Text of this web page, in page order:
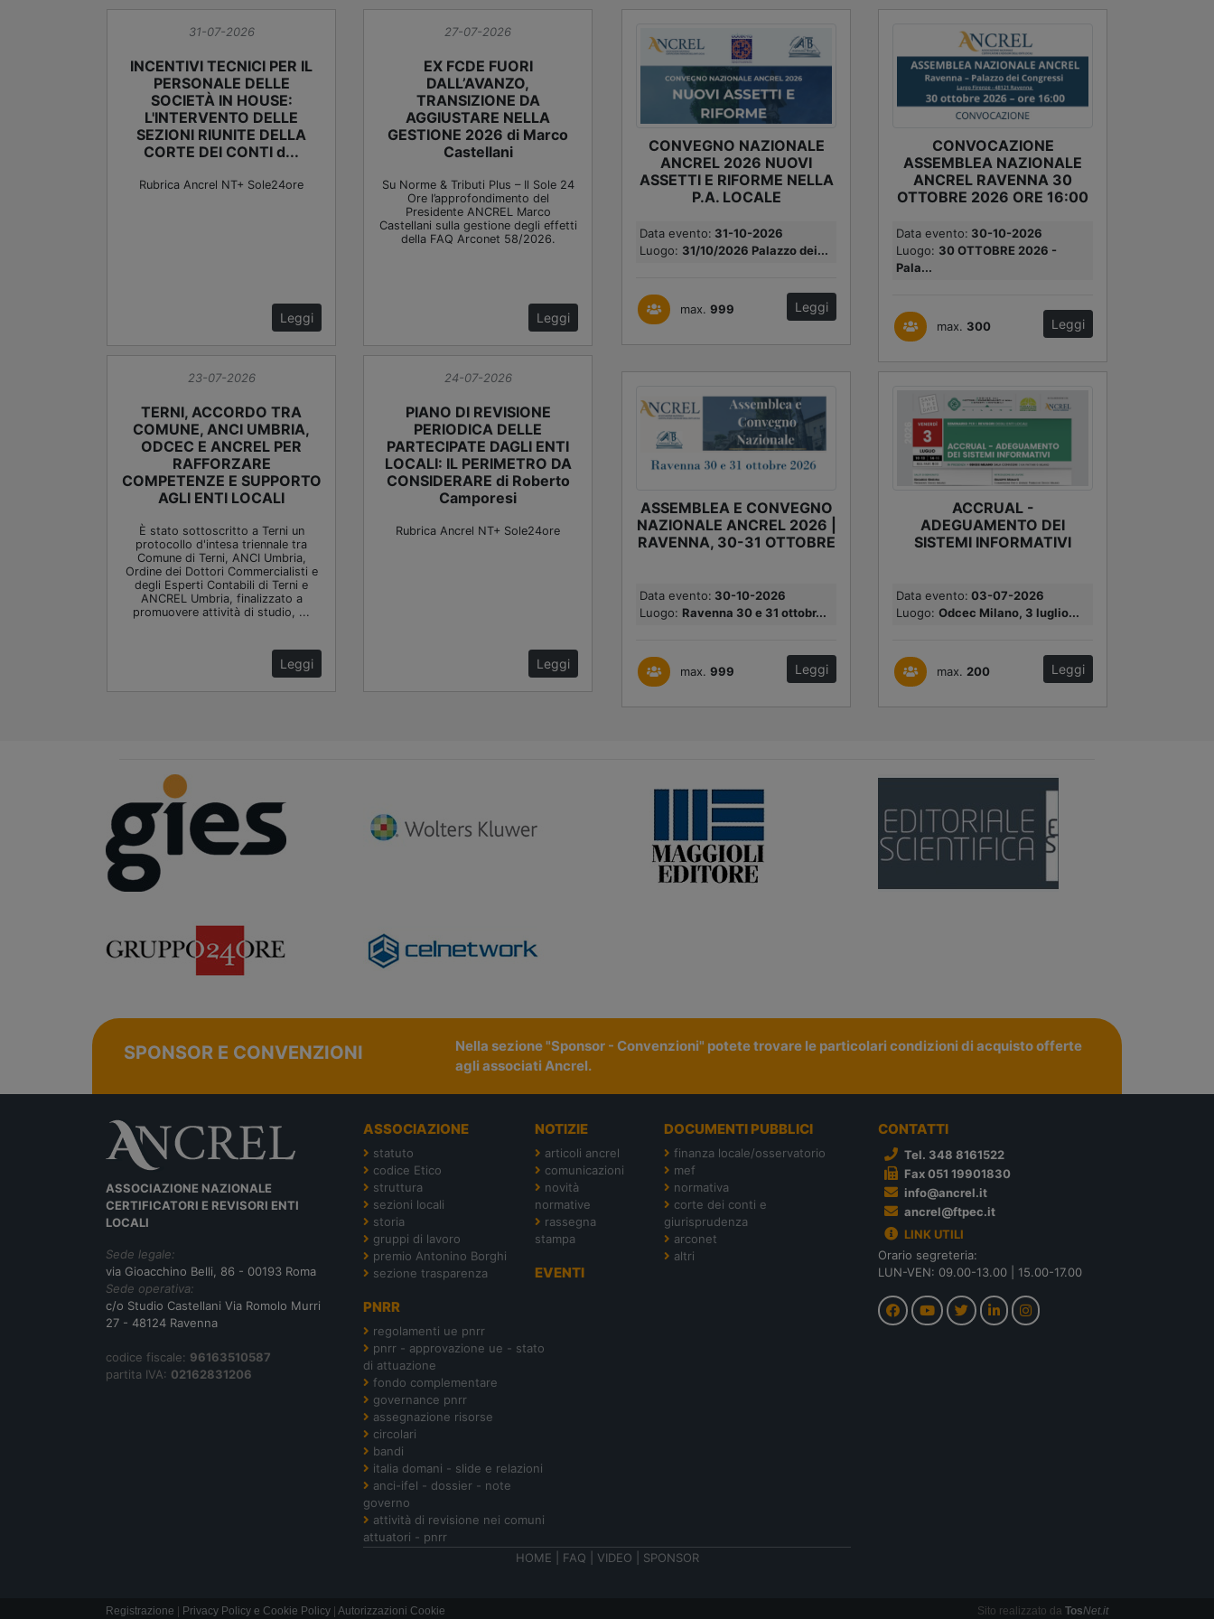
31-07-2026
INCENTIVI TECNICI PER IL
PERSONALE DELLE
SOCIETÀ IN HOUSE:
L'INTERVENTO DELLE
SEZIONI RIUNITE DELLA
CORTE DEI CONTI d...
Rubrica Ancrel NT+ Sole24ore
Leggi
27-07-2026
EX FCDE FUORI
DALL’AVANZO,
TRANSIZIONE DA
AGGIUSTARE NELLA
GESTIONE 2026 di Marco
Castellani
Su Norme & Tributi Plus – Il Sole 24
Ore l’approfondimento del
Presidente ANCREL Marco
Castellani sulla gestione degli effetti
della FAQ Arconet 58/2026.
Leggi
23-07-2026
TERNI, ACCORDO TRA
COMUNE, ANCI UMBRIA,
ODCEC E ANCREL PER
RAFFORZARE
COMPETENZE E SUPPORTO
AGLI ENTI LOCALI
È stato sottoscritto a Terni un
protocollo d'intesa triennale tra
Comune di Terni, ANCI Umbria,
Ordine dei Dottori Commercialisti e
degli Esperti Contabili di Terni e
ANCREL Umbria, finalizzato a
promuovere attività di studio, ...
Leggi
24-07-2026
PIANO DI REVISIONE
PERIODICA DELLE
PARTECIPATE DAGLI ENTI
LOCALI: IL PERIMETRO DA
CONSIDERARE di Roberto
Camporesi
Rubrica Ancrel NT+ Sole24ore
Leggi
CONVEGNO NAZIONALE
ANCREL 2026 NUOVI
ASSETTI E RIFORME NELLA
P.A. LOCALE
Data evento: 31-10-2026
Luogo: 31/10/2026 Palazzo dei...
max. 999 Leggi
CONVOCAZIONE
ASSEMBLEA NAZIONALE
ANCREL RAVENNA 30
OTTOBRE 2026 ORE 16:00
Data evento: 30-10-2026
Luogo: 30 OTTOBRE 2026 -
Pala...
max. 300 Leggi
ASSEMBLEA E CONVEGNO
NAZIONALE ANCREL 2026 |
RAVENNA, 30-31 OTTOBRE
Data evento: 30-10-2026
Luogo: Ravenna 30 e 31 ottobr...
max. 999 Leggi
ACCRUAL -
ADEGUAMENTO DEI
SISTEMI INFORMATIVI
Data evento: 03-07-2026
Luogo: Odcec Milano, 3 luglio...
max. 200 Leggi
SPONSOR E CONVENZIONI
Nella sezione "Sponsor - Convenzioni" potete trovare le particolari condizioni di acquisto offerte
agli associati Ancrel.
ASSOCIAZIONE NAZIONALE
CERTIFICATORI E REVISORI ENTI
LOCALI
Sede legale:
via Gioacchino Belli, 86 - 00193 Roma
Sede operativa:
c/o Studio Castellani Via Romolo Murri
27 - 48124 Ravenna
codice fiscale: 96163510587
partita IVA: 02162831206
ASSOCIAZIONE
statuto
codice Etico
struttura
sezioni locali
storia
gruppi di lavoro
premio Antonino Borghi
sezione trasparenza
NOTIZIE
articoli ancrel
comunicazioni
novità
normative
rassegna
stampa
EVENTI
DOCUMENTI PUBBLICI
finanza locale/osservatorio
mef
normativa
corte dei conti e
giurisprudenza
arconet
altri
PNRR
regolamenti ue pnrr
pnrr - approvazione ue - stato
di attuazione
fondo complementare
governance pnrr
assegnazione risorse
circolari
bandi
italia domani - slide e relazioni
anci-ifel - dossier - note
governo
attività di revisione nei comuni
attuatori - pnrr
HOME
FAQ VIDEO SPONSOR
CONTATTI
Tel. 348 8161522
Fax 051 19901830
info@ancrel.it
ancrel@ftpec.it
LINK UTILI
Orario segreteria:
LUN-VEN: 09.00-13.00 | 15.00-17.00
Registrazione | Privacy Policy e Cookie Policy | Autorizzazioni Cookie Sito realizzato da TosNet.it